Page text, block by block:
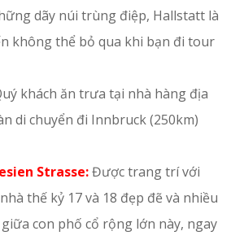
dãy núi trùng điệp, Hallstatt là
không thể bỏ qua khi bạn đi tour
khách ăn trưa tại nhà hàng địa
di chuyển đi Innbruck (250km)
Strasse:Được trang trí với
thế kỷ 17 và 18 đẹp đẽ và nhiều
con phố cổ rộng lớn này, ngay